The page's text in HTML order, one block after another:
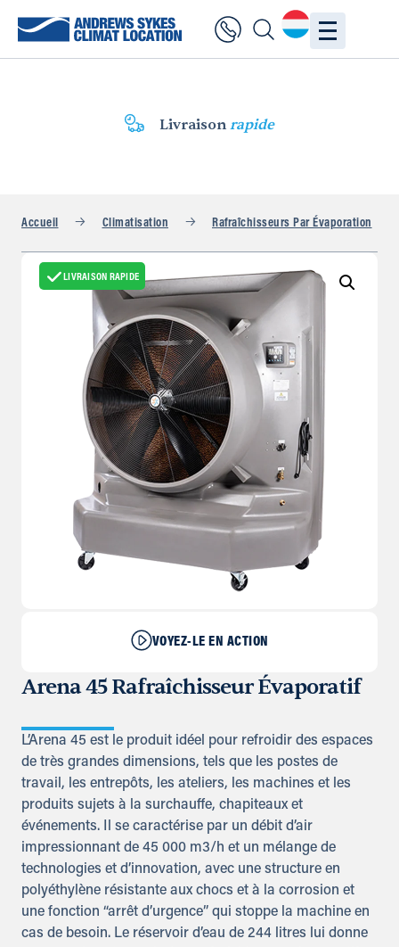
Livraisonrapide
Accueil Climatisation Rafraîchisseurs Par Évaporation
LIVRAISON RAPIDE
VOYEZ-LE EN ACTION
Arena 45 Rafraîchisseur Évaporatif
L’Arena 45 est le produit idéel pour refroidir des espaces
de très grandes dimensions, tels que les postes de
travail, les entrepôts, les ateliers, les machines et les
produits sujets à la surchauffe, chapiteaux et
événements. Il se caractérise par un débit d’air
impressionnant de 45 000 m3/h et un mélange de
technologies et d’innovation, avec une structure en
polyéthylène résistante aux chocs et à la corrosion et
une fonction “arrêt d’urgence” qui stoppe la machine en
cas de besoin. Le réservoir d’eau de 244 litres lui donne